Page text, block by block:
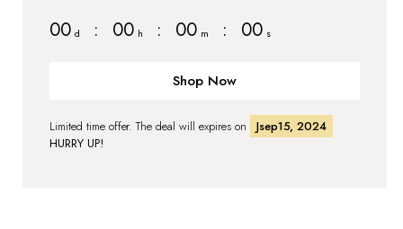
00 d : 00 h : 00 m : 00 s
Shop Now
Limited time offer. The deal will expires on
Jsep15, 2024
HURRY UP!